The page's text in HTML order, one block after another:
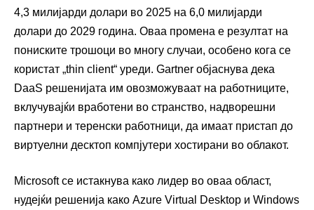
4,3 милијарди долари во 2025 на 6,0 милијарди
долари до 2029 година. Оваа промена е резултат на
пониските трошоци во многу случаи, особено кога се
користат „thin client“ уреди. Gartner објаснува дека
DaaS решенијата им овозможуваат на работниците,
вклучувајќи вработени во странство, надворешни
партнери и теренски работници, да имаат пристап до
виртуелни десктоп компјутери хостирани во облакот.
Microsoft се истакнува како лидер во оваа област,
нудејќи решенија како Azure Virtual Desktop и Windows